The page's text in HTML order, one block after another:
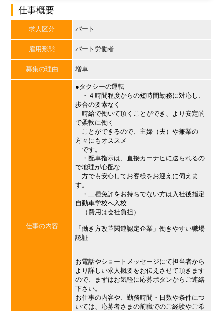
仕事概要
求人区分 パート
雇用形態 パート労働者
募集の理由 増車
仕事の内容
●タクシーの運転
・４時間程度からの短時間勤務に対応し、
歩合の要素なく
時給で働いて頂くことができ、より安定的
で柔軟に働く
ことができるので、主婦（夫）や兼業の
方々にもオススメ
です。
・配車指示は、直接カーナビに送られるの
で地理が心配な
方でも安心してお客様をお迎えに伺えま
す。
・二種免許をお持ちでない方は入社後指定
自動車学校へ入校
（費用は会社負担）
「働き方改革関連認定企業」働きやすい職場
認証
お電話やショートメッセージにて担当者から
より詳しい求人概要をお伝えさせて頂きます
ので、まずはお気軽に応募ボタンからご連絡
下さい。
お仕事の内容や、勤務時間・日数や条件につ
いては、応募者さまの前職でのご経験やご希